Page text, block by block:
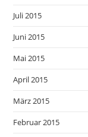
Juli 2015
Juni 2015
Mai 2015
April 2015
März 2015
Februar 2015